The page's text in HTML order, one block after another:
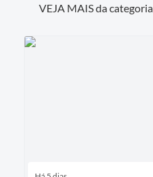
VEJA MAIS da categoria